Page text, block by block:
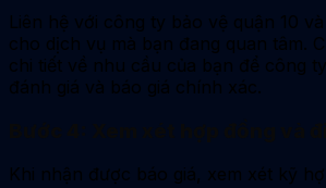
Liên hệ với công ty bảo vệ quận 10
cho dịch vụ mà bạn đang quan tâm.
chi tiết về nhu cầu của bạn để công
đánh giá và báo giá chính xác.
Khi nhận được báo giá, xem xét kỹ